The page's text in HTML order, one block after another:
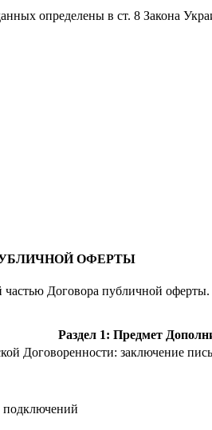
определены в ст. 8 Закона
ОФЕРТЫ
частью Договора публичной оферты.
Раздел 1: Предмет
Договоренности: заключение
подключений